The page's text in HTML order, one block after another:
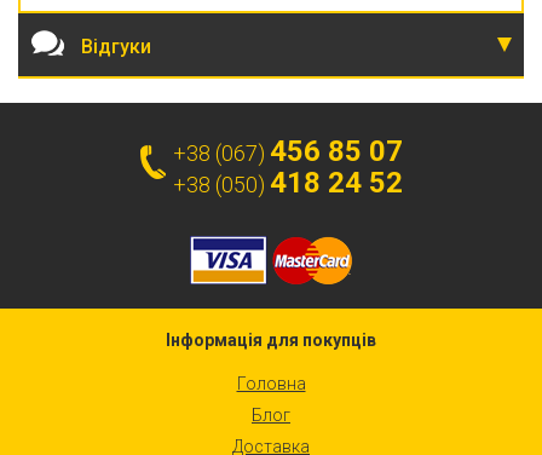
Відгуки
+38 (067) 456 85 07
+38 (050) 418 24 52
Інформація для покупців
Головна
Блог
Доставка